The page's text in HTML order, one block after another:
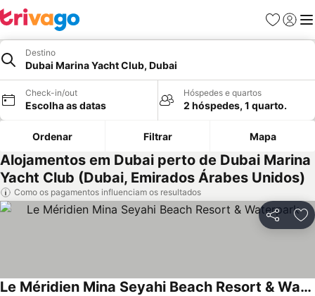
Favoritos
Iniciar
Destino
Dubai Marina Yacht Club, Dubai
Check-in/out
Escolha as datas
Hóspedes e quartos
2 hóspedes, 1 quarto.
Ordenar Filtrar Mapa
Alojamentos em Dubai perto de Dubai Marina
Yacht Club (Dubai, Emirados Árabes Unidos)
Como os pagamentos influenciam os resultados
Partilhar
Le Méridien Mina Seyahi Beach Resort & Waterpark